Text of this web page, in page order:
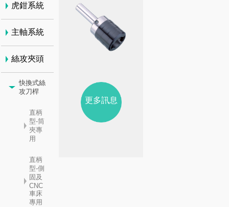
更多訊息
虎鉗系統
主軸系統
絲攻夾頭
快換式絲
攻刀桿
直柄
型-筒
夾專
用
直柄
型-側
固及
CNC
車床
專用